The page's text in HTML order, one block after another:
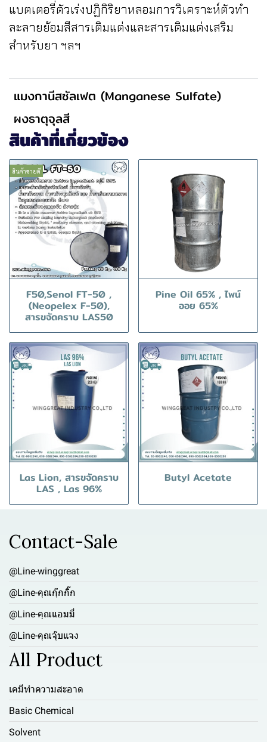
แบตเตอรี่ตัวเร่งปฏิกิริยาหลอมการวิเคราะห์ตัวทำ
ละลายย้อมสีสารเติมแต่งและสารเติมแต่งเสริม
สำหรับยา ฯลฯ
แมงกานีสซัลเฟต (Manganese Sulfate)
ผงธาตุจุลสี
สินค้าที่เกี่ยวข้อง
สินค้าขายดี
F50,Senol FT-50 ,
(Neopelex F-50),
สารขจัดคราบ LAS50
Pine Oil 65% , ไพน์
ออย 65%
Las Lion, สารขจัดคราบ
LAS , Las 96%
Butyl Acetate
Contact-Sale
@Line-winggreat
@Line-คุณกุ๊กกิ๊ก
@Line-คุณแอมมี่
@Line-คุณจุ๊บแจง
All Product
เคมีทำความสะอาด
Basic Chemical
Solvent